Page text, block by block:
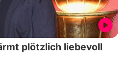
plötzlich liebevoll